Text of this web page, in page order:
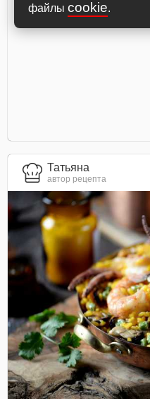
файлы cookie.
Татьяна
автор рецепта